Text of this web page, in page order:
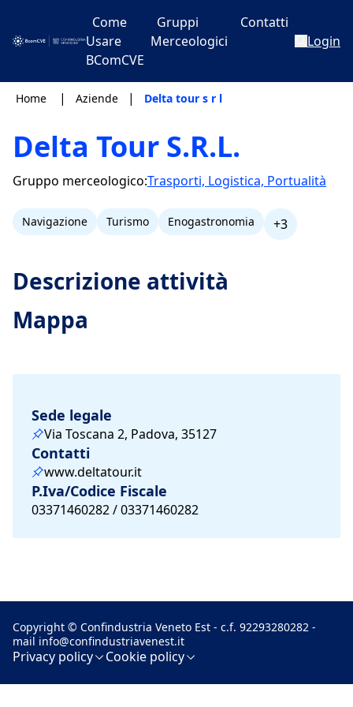
Come
Usare
BComCVE
Gruppi
Merceologici
Contatti
Login
Home | Aziende | Delta tour s r l
Delta Tour S.R.L.
Gruppo merceologico:Trasporti, Logistica, Portualità
Navigazione Turismo Enogastronomia +3
Descrizione attività
Mappa
Sede legale
Via Toscana 2, Padova, 35127
Contatti
www.deltatour.it
P.Iva/Codice Fiscale
03371460282 / 03371460282
Copyright © Confindustria Veneto Est - c.f. 92293280282 -
mail info@confindustriavenest.it
Privacy policy Cookie policy